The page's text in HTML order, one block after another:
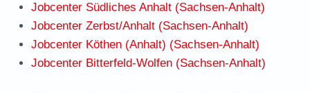
Jobcenter Südliches Anhalt (Sachsen-Anhalt)
Jobcenter Zerbst/Anhalt (Sachsen-Anhalt)
Jobcenter Köthen (Anhalt) (Sachsen-Anhalt)
Jobcenter Bitterfeld-Wolfen (Sachsen-Anhalt)